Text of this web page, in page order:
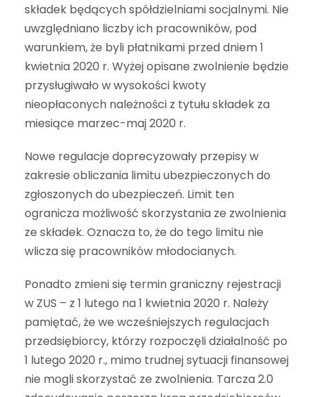
składek będących spółdzielniami socjalnymi. Nie
uwzględniano liczby ich pracowników, pod
warunkiem, że byli płatnikami przed dniem 1
kwietnia 2020 r. Wyżej opisane zwolnienie będzie
przysługiwało w wysokości kwoty
nieopłaconych należności z tytułu składek za
miesiące marzec-maj 2020 r.
Nowe regulacje doprecyzowały przepisy w
zakresie obliczania limitu ubezpieczonych do
zgłoszonych do ubezpieczeń. Limit ten
ogranicza możliwość skorzystania ze zwolnienia
ze składek. Oznacza to, że do tego limitu nie
wlicza się pracowników młodocianych.
Ponadto zmieni się termin graniczny rejestracji
w ZUS – z 1 lutego na 1 kwietnia 2020 r. Należy
pamiętać, że we wcześniejszych regulacjach
przedsiębiorcy, którzy rozpoczęli działalność po
1 lutego 2020 r., mimo trudnej sytuacji finansowej
nie mogli skorzystać ze zwolnienia. Tarcza 2.0